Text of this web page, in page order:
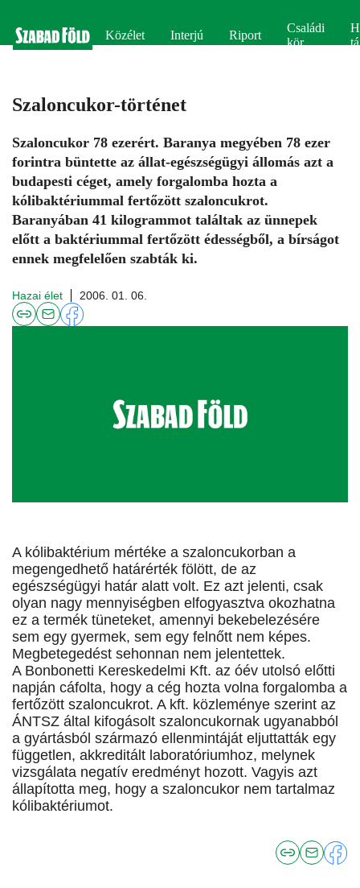
Közélet Interjú Riport
Családi
kör
Szaloncukor-történet
Szaloncukor 78 ezerért. Baranya megyében 78 ezer
forintra büntette az állat-egészségügyi állomás azt a
budapesti céget, amely forgalomba hozta a
kólibaktériummal fertőzött szaloncukrot.
Baranyában 41 kilogrammot találtak az ünnepek
előtt a baktériummal fertőzött édességből, a bírságot
ennek megfelelően szabták ki.
Hazai élet 2006. 01. 06.
A kólibaktérium mértéke a szaloncukorban a
megengedhető határérték fölött, de az
egészségügyi határ alatt volt. Ez azt jelenti, csak
olyan nagy mennyiségben elfogyasztva okozhatna
ez a termék tüneteket, amennyi bekebelezésére
sem egy gyermek, sem egy felnőtt nem képes.
Megbetegedést sehonnan nem jelentettek.
A Bonbonetti Kereskedelmi Kft. az óév utolsó előtti
napján cáfolta, hogy a cég hozta volna forgalomba a
fertőzött szaloncukrot. A kft. közleménye szerint az
ÁNTSZ által kifogásolt szaloncukornak ugyanabból
a gyártásból származó ellenmintáját eljuttatták egy
független, akkreditált laboratóriumhoz, melynek
vizsgálata negatív eredményt hozott. Vagyis azt
állapította meg, hogy a szaloncukor nem tartalmaz
kólibaktériumot.